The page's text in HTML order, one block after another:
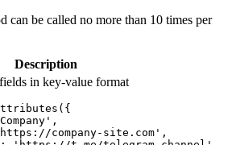
can be called no more than 10 times per
Description
in key-value format
company-site.com',